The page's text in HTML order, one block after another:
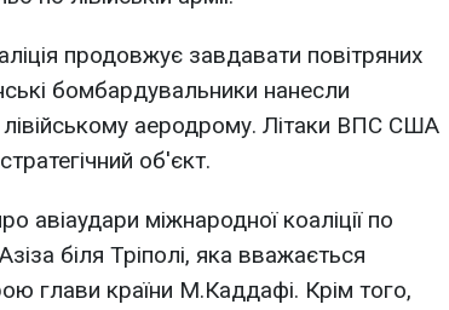
продовжує завдавати повітряних
бомбардувальники нанесли
аеродрому. Літаки ВПС США
об'єкт.
авіаудари міжнародної коаліції по
біля Тріполі, яка вважається
глави країни М.Каддафі. Крім того,